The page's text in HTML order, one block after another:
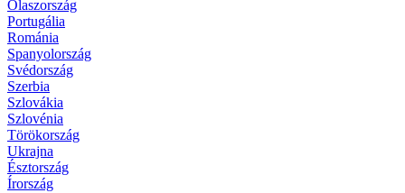
Olaszország
Portugália
Románia
Spanyolország
Svédország
Szerbia
Szlovákia
Szlovénia
Törökország
Ukrajna
Észtország
Írország